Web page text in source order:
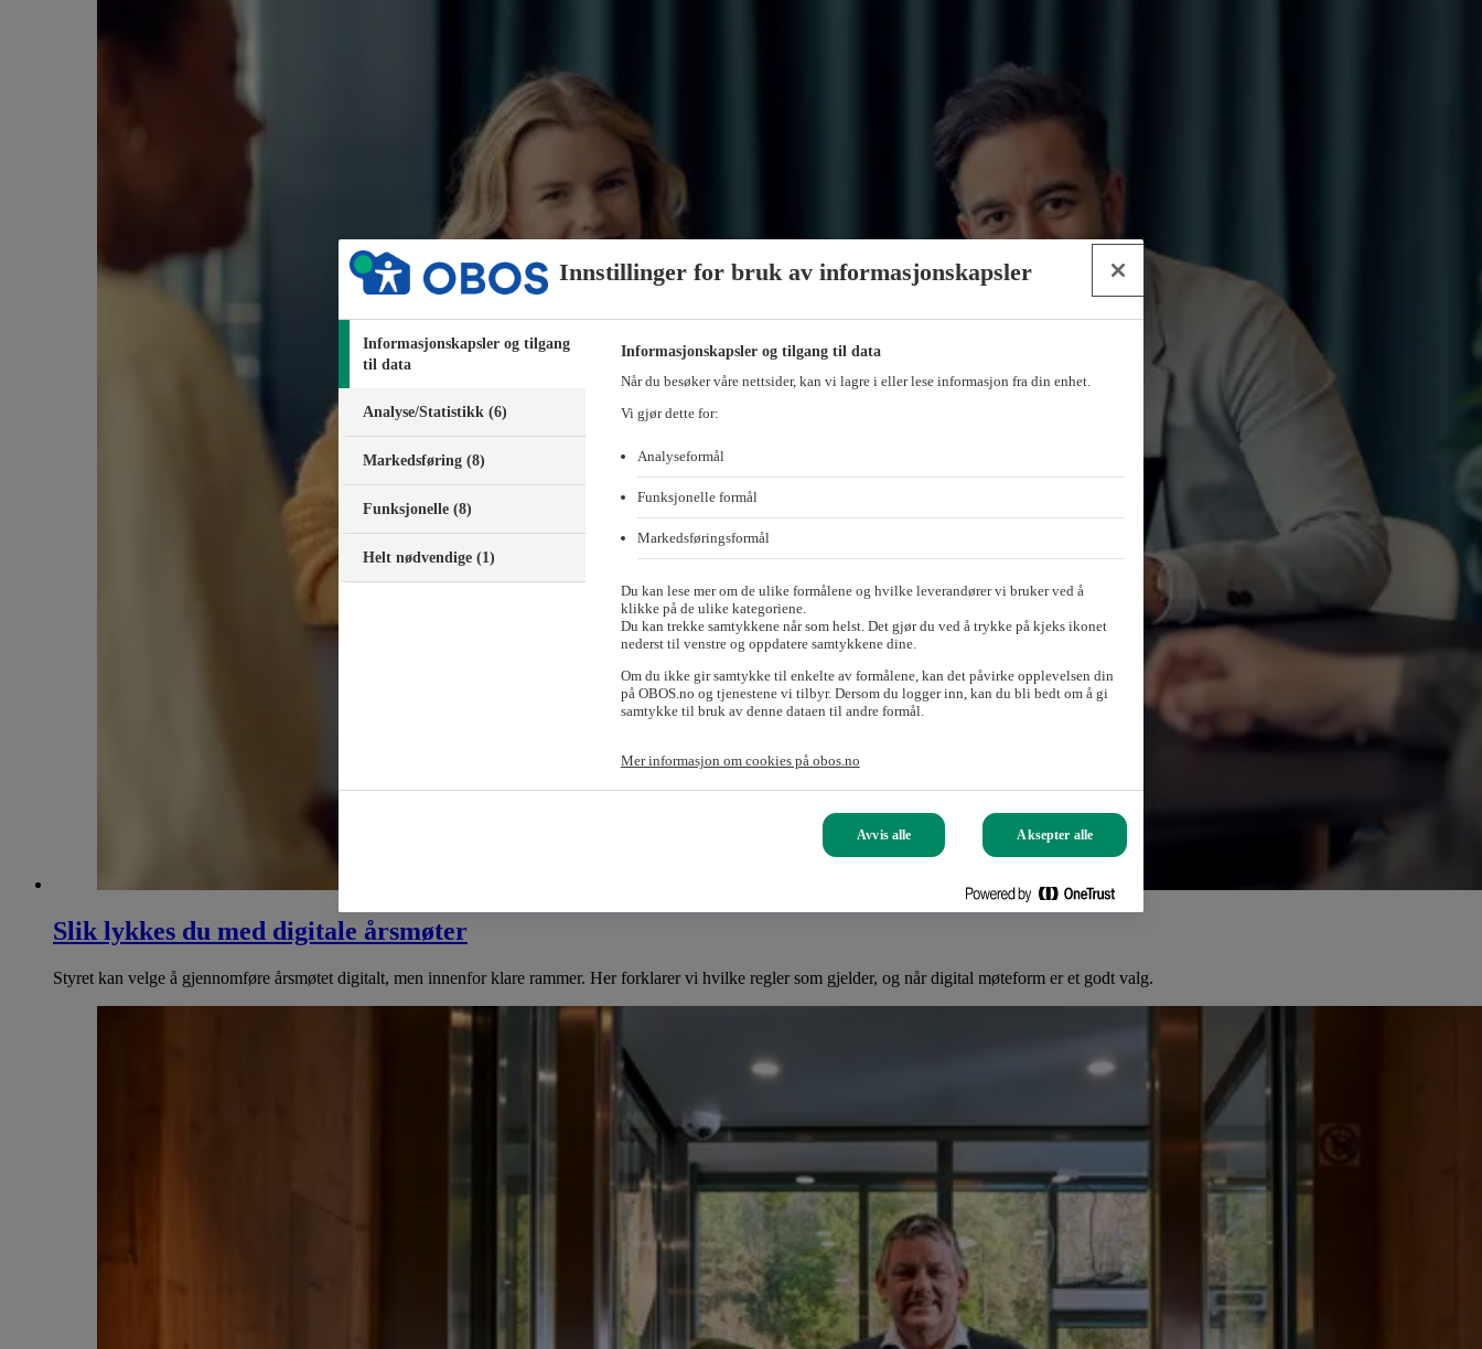
Slik lykkes du med digitale årsmøter
Styret kan velge å gjennomføre årsmøtet digitalt, men innenfor klare rammer. Her forklarer vi hvilke regler som gjelder, og når digital møteform er et godt valg.
Innstillinger for bruk av informasjonskapsler
Informasjonskapsler og tilgang
til data
Analyse/Statistikk (6)
Markedsføring (8)
Funksjonelle (8)
Helt nødvendige (1)
Informasjonskapsler og tilgang til data
Når du besøker våre nettsider, kan vi lagre i eller lese informasjon fra din enhet.
Vi gjør dette for:
Analyseformål
Funksjonelle formål
Markedsføringsformål
Du kan lese mer om de ulike formålene og hvilke leverandører vi bruker ved å
klikke på de ulike kategoriene.
Du kan trekke samtykkene når som helst. Det gjør du ved å trykke på kjeks ikonet
nederst til venstre og oppdatere samtykkene dine.
Om du ikke gir samtykke til enkelte av formålene, kan det påvirke opplevelsen din
på OBOS.no og tjenestene vi tilbyr. Dersom du logger inn, kan du bli bedt om å gi
samtykke til bruk av denne dataen til andre formål.
Mer informasjon om cookies på obos.no
Avvis alle Aksepter alle